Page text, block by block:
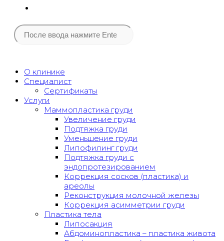
О клинике
Специалист
Сертификаты
Услуги
Маммопластика груди
Увеличение груди
Подтяжка груди
Уменьшение груди
Липофилинг груди
Подтяжка груди с
эндопротезированием
Коррекция сосков (пластика) и
ареолы
Реконструкция молочной железы
Коррекция асимметрии груди
Пластика тела
Липосакция
Абдоминопластика – пластика живота